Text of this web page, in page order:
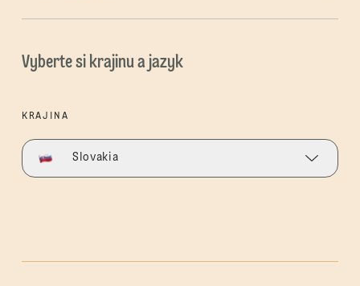
Vyberte si krajinu a jazyk
KRAJINA
Slovakia